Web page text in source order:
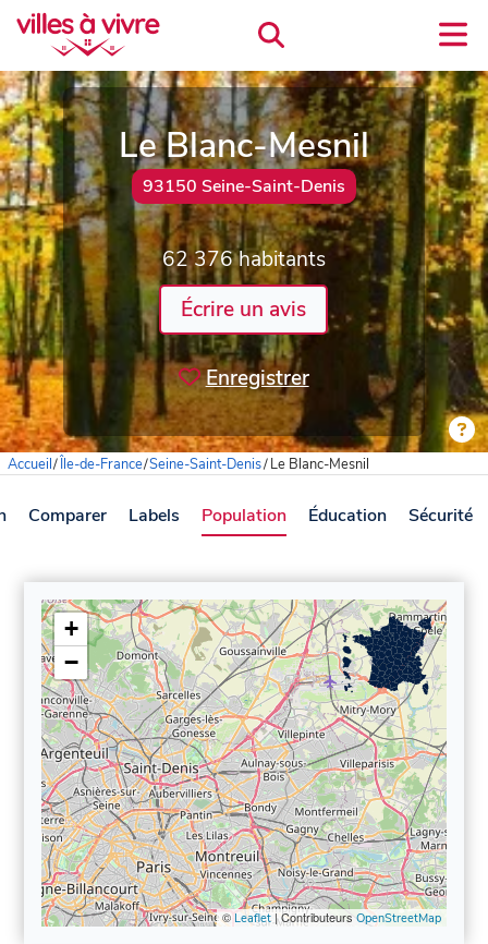
Le Blanc-Mesnil
93150 Seine-Saint-Denis
62 376 habitants
Écrire un avis
Enregistrer
Accueil/Île-de-France/Seine-Saint-Denis/Le Blanc-Mesnil
Comparer Labels Population Éducation Sécurité
+
−
© Leaflet| Contributeurs OpenStreetMap